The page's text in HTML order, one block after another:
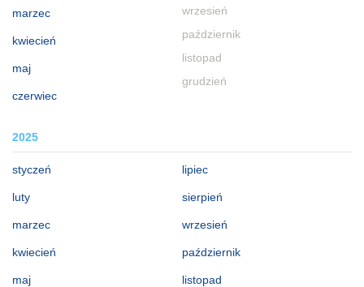
marzec
kwiecień
maj
czerwiec
wrzesień
październik
listopad
grudzień
2025
styczeń
luty
marzec
kwiecień
maj
lipiec
sierpień
wrzesień
październik
listopad